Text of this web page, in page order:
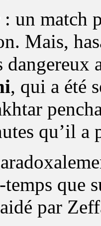
: un match
Mais,
dangereux
, qui a été
qu’il a
que
par